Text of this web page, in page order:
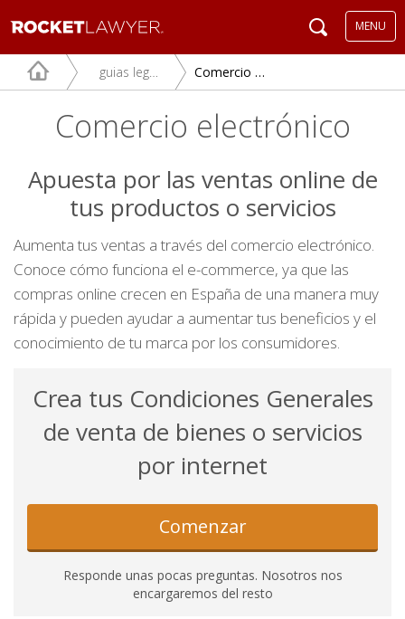
MENU
guias legales Comercio electrónico
Comercio electrónico
Apuesta por las ventas online de
tus productos o servicios
Aumenta tus ventas a través del comercio electrónico.
Conoce cómo funciona el e-commerce, ya que las
compras online crecen en España de una manera muy
rápida y pueden ayudar a aumentar tus beneficios y el
conocimiento de tu marca por los consumidores.
Crea tus Condiciones Generales
de venta de bienes o servicios
por internet
Comenzar
Responde unas pocas preguntas. Nosotros nos
encargaremos del resto